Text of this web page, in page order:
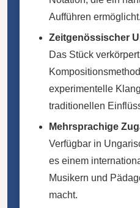
Aufführen ermöglicht.
Zeitgenössischer
Das Stück
experimentelle
traditionellen
Mehrsprachige
Verfügbar in
es einem
Musikern und
macht.